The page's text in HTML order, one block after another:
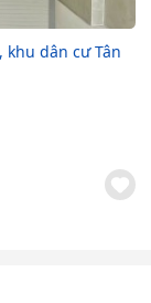
dân cư Tân